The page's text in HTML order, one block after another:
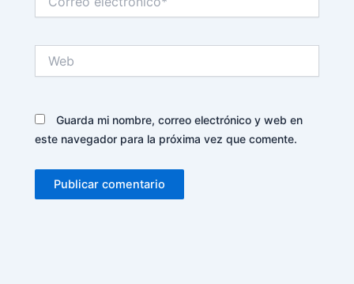
electrónico*
Guarda mi nombre, correo electrónico y web en
este navegador para la próxima vez que comente.